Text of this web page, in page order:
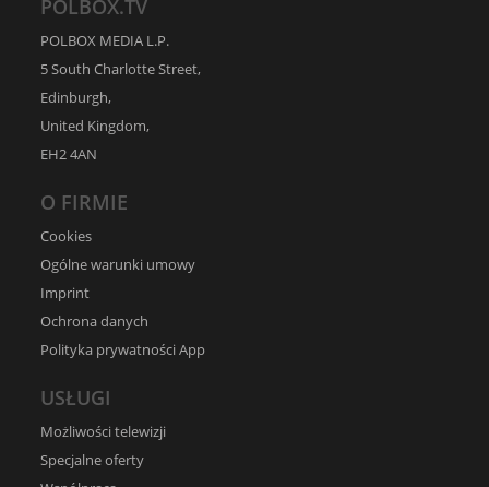
POLBOX.TV
POLBOX MEDIA L.P.
5 South Charlotte Street,
Edinburgh,
United Kingdom,
EH2 4AN
O FIRMIE
Cookies
Ogólne warunki umowy
Imprint
Ochrona danych
Polityka prywatności App
USŁUGI
Możliwości telewizji
Specjalne oferty